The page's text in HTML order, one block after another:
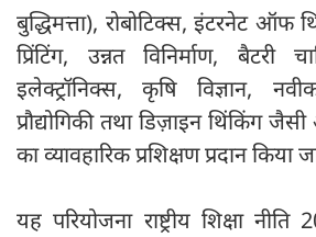
बुद्धिमत्ता), रोबोटिक्स, इंटरनेट
प्रिंटिंग, उन्नत विनिर्माण, बैटरी
इलेक्ट्रॉनिक्स, कृषि विज्ञान,
प्रौद्योगिकी तथा डिज़ाइन थिंकिंग
का व्यावहारिक प्रशिक्षण प्रदान किया
यह परियोजना राष्ट्रीय शिक्षा नीति